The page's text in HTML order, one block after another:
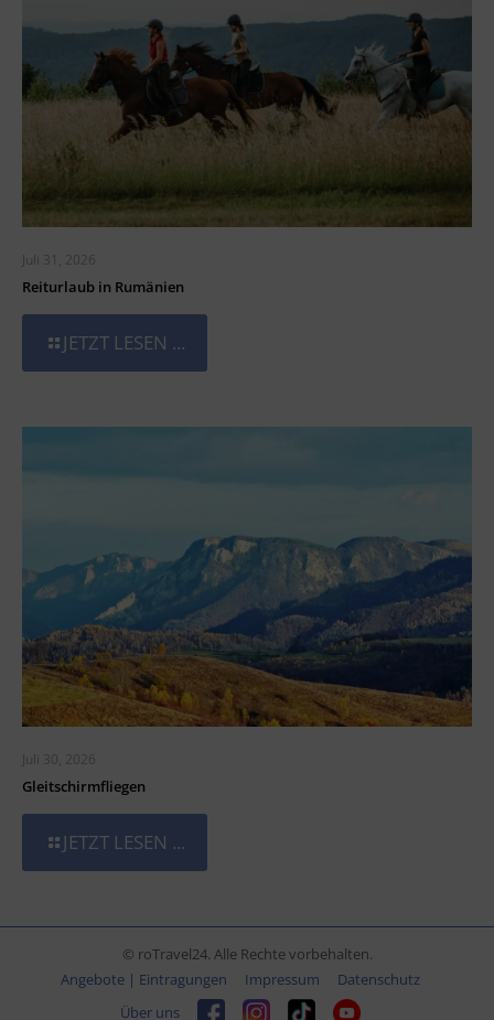
Juli 31, 2026
Reiturlaub in Rumänien
JETZT LESEN ...
Juli 30, 2026
Gleitschirmfliegen
JETZT LESEN ...
© roTravel24. Alle Rechte vorbehalten.
Angebote | Eintragungen
Impressum
Datenschutz
Über uns